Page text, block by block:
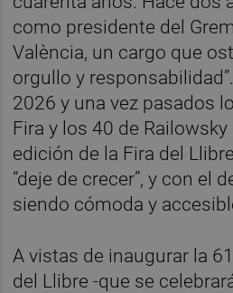
como presidente del
València, un cargo que
orgullo y
2026 y una vez pasados
Fira y los 40 de
edición de la Fira del
“deje de crecer”, y con el
siendo cómoda y
A vistas de inaugurar la
del Llibre -que se